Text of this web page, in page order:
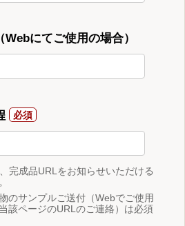
にてご使用の場合）
完成品URLをお知らせいただける
のサンプルご送付（Webでご使用
該ページのURLのご連絡）は必須